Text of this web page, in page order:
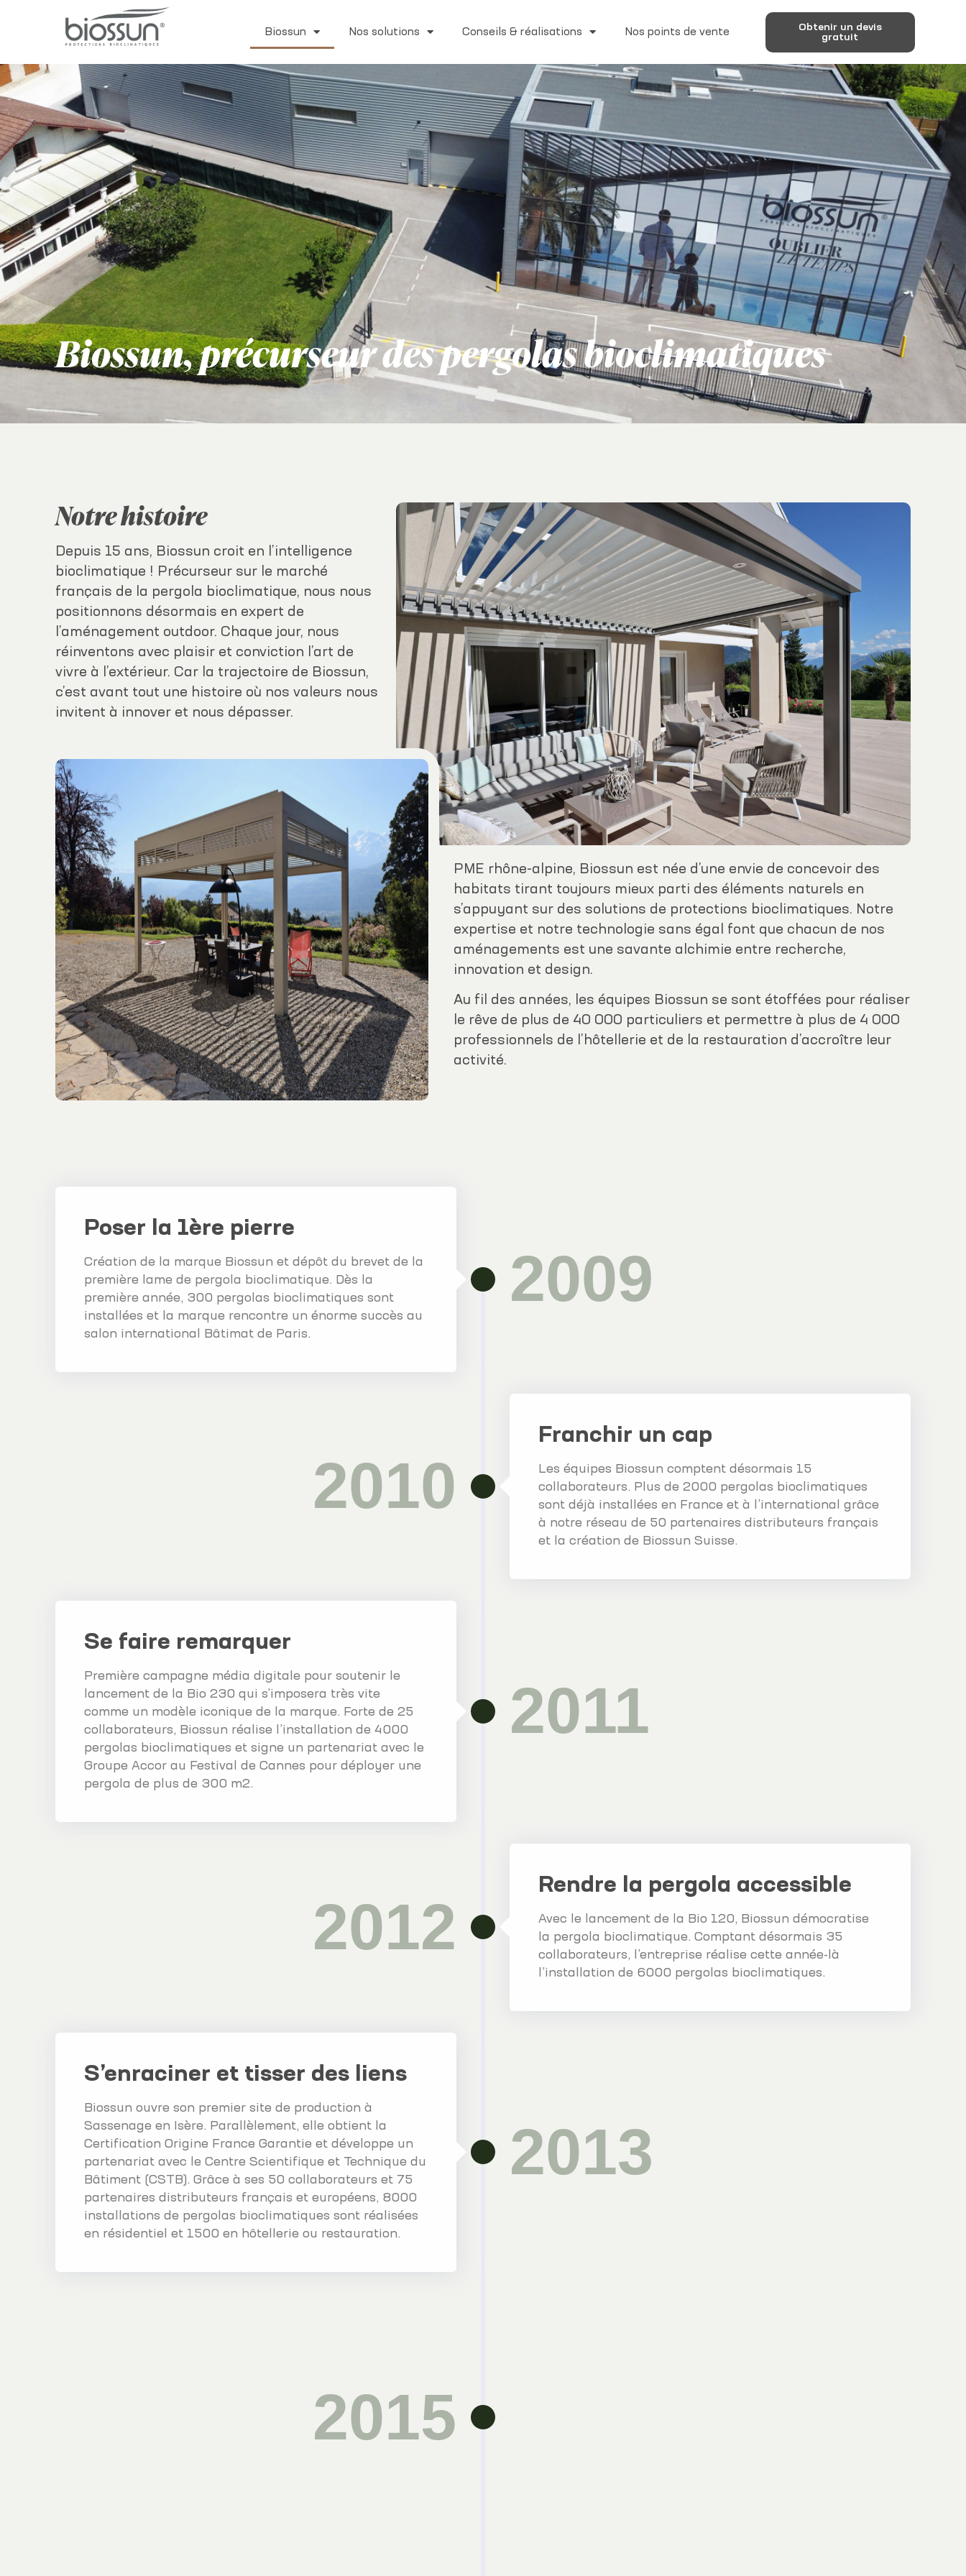
Biossun Nos solutions Conseils & réalisations Nos points de vente
Obtenir un devis
gratuit
Biossun, précurseur des pergolas bioclimatiques
Notre histoire
Depuis 15 ans, Biossun croit en l’intelligence
bioclimatique ! Précurseur sur le marché
français de la pergola bioclimatique, nous nous
positionnons désormais en expert de
l’aménagement outdoor. Chaque jour, nous
réinventons avec plaisir et conviction l’art de
vivre à l’extérieur. Car la trajectoire de Biossun,
c’est avant tout une histoire où nos valeurs nous
invitent à innover et nous dépasser.
PME rhône-alpine, Biossun est née d’une envie de concevoir des
habitats tirant toujours mieux parti des éléments naturels en
s’appuyant sur des solutions de protections bioclimatiques. Notre
expertise et notre technologie sans égal font que chacun de nos
aménagements est une savante alchimie entre recherche,
innovation et design.
Au fil des années, les équipes Biossun se sont étoffées pour réaliser
le rêve de plus de 40 000 particuliers et permettre à plus de 4 000
professionnels de l’hôtellerie et de la restauration d’accroître leur
activité.
Poser la 1ère pierre
Création de la marque Biossun et dépôt du brevet de la
première lame de pergola bioclimatique. Dès la
première année, 300 pergolas bioclimatiques sont
installées et la marque rencontre un énorme succès au
salon international Bâtimat de Paris.
2009
Franchir un cap
Les équipes Biossun comptent désormais 15
collaborateurs. Plus de 2000 pergolas bioclimatiques
sont déjà installées en France et à l’international grâce
à notre réseau de 50 partenaires distributeurs français
et la création de Biossun Suisse.
2010
Se faire remarquer
Première campagne média digitale pour soutenir le
lancement de la Bio 230 qui s’imposera très vite
comme un modèle iconique de la marque. Forte de 25
collaborateurs, Biossun réalise l’installation de 4000
pergolas bioclimatiques et signe un partenariat avec le
Groupe Accor au Festival de Cannes pour déployer une
pergola de plus de 300 m2.
2011
Rendre la pergola accessible
Avec le lancement de la Bio 120, Biossun démocratise
la pergola bioclimatique. Comptant désormais 35
collaborateurs, l’entreprise réalise cette année-là
l’installation de 6000 pergolas bioclimatiques.
2012
S’enraciner et tisser des liens
Biossun ouvre son premier site de production à
Sassenage en Isère. Parallèlement, elle obtient la
Certification Origine France Garantie et développe un
partenariat avec le Centre Scientifique et Technique du
Bâtiment (CSTB). Grâce à ses 50 collaborateurs et 75
partenaires distributeurs français et européens, 8000
installations de pergolas bioclimatiques sont réalisées
en résidentiel et 1500 en hôtellerie ou restauration.
2013
2015